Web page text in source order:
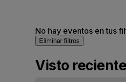
No hay eventos en tus
Eliminar filtros
Visto